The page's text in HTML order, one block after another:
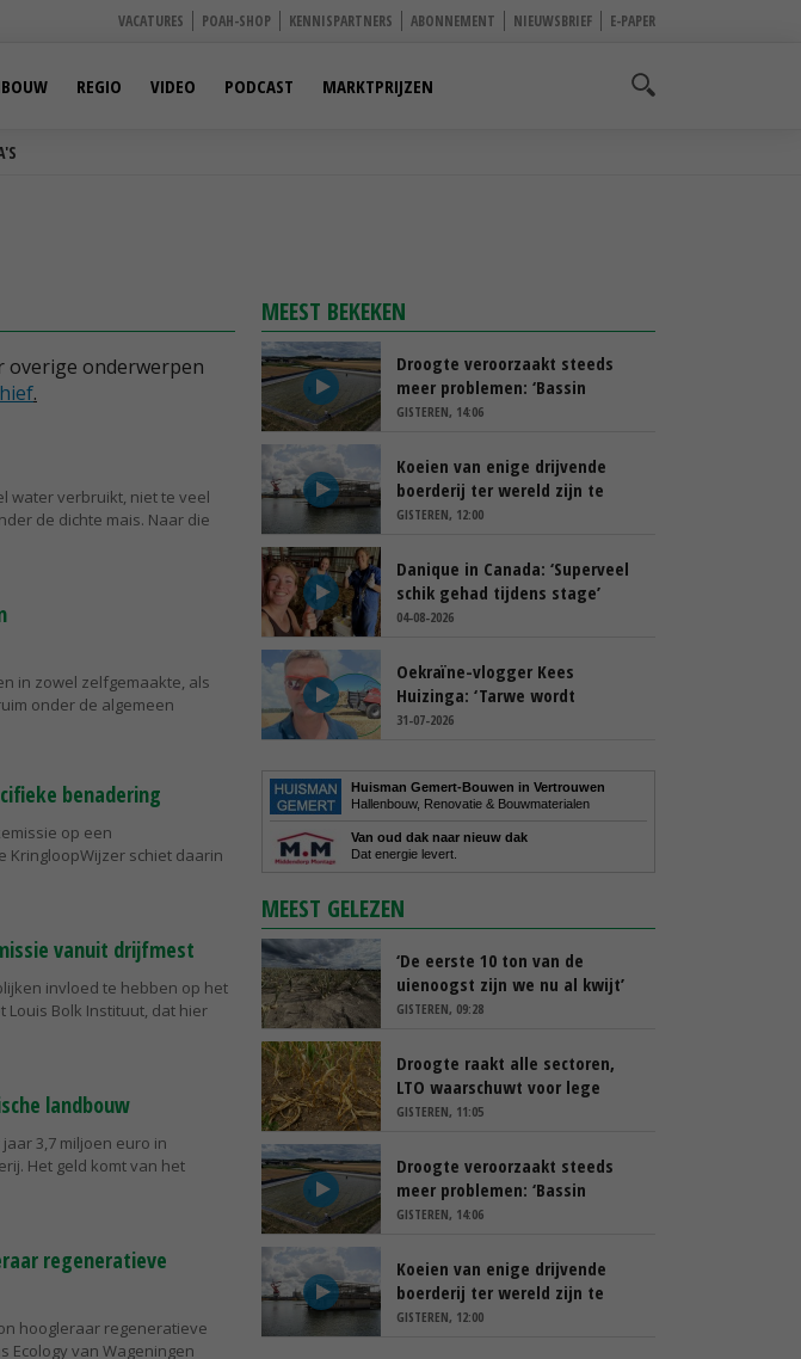
VACATURES POAH-SHOP KENNISPARTNERS ABONNEMENT NIEUWSBRIEF E-PAPER
REGIO VIDEO PODCAST MARKTPRIJZEN
overige onderwerpen
.
water verbruikt, niet te veel
de dichte mais. Naar die
in zowel zelfgemaakte, als
onder de algemeen
benadering
op een
KringloopWijzer schiet daarin
vanuit drijfmest
invloed te hebben op het
Louis Bolk Instituut, dat hier
landbouw
3,7 miljoen euro in
Het geld komt van het
regeneratieve
hoogleraar regeneratieve
Ecology van Wageningen
MEEST BEKEKEN
Droogte veroorzaakt steeds
meer problemen: ‘Bassin
afgelopen week al leeg’
GISTEREN, 14:06
Koeien van enige drijvende
boerderij ter wereld zijn te
koop
GISTEREN, 12:00
Danique in Canada: ‘Superveel
schik gehad tijdens stage’
04-08-2026
Oekraïne-vlogger Kees
Huizinga: ‘Tarwe wordt
geperst, koeien hebben stro
31-07-2026
Huisman Gemert-Bouwen in Vertrouwen
Hallenbouw, Renovatie & Bouwmaterialen
Van oud dak naar nieuw dak
Dat energie levert.
MEEST GELEZEN
‘De eerste 10 ton van de
uienoogst zijn we nu al kwijt’
GISTEREN, 09:28
Droogte raakt alle sectoren,
LTO waarschuwt voor lege
schappen
GISTEREN, 11:05
Droogte veroorzaakt steeds
meer problemen: ‘Bassin
afgelopen week al leeg’
GISTEREN, 14:06
Koeien van enige drijvende
boerderij ter wereld zijn te
koop
GISTEREN, 12:00